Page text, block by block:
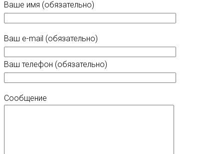
Ваше имя (обязательно)
Ваш e-mail (обязательно)
Ваш телефон (обязательно)
Сообщение